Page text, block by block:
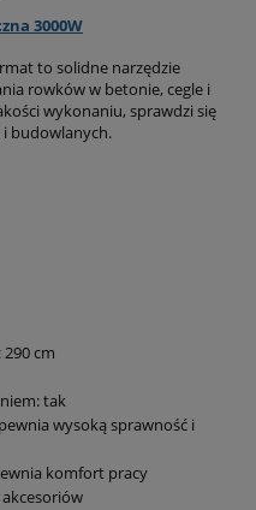
3000W
to solidne narzędzie
rowków w betonie, cegle i
wykonaniu, sprawdzi się
budowlanych.
290 cm
tak
wysoką sprawność i
komfort pracy